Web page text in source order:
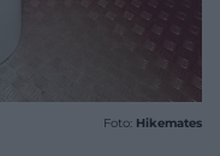
Foto: Hikemates